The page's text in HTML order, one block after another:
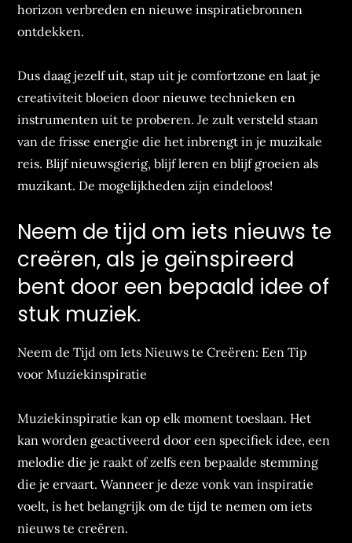
horizon verbreden en nieuwe inspiratiebronnen
ontdekken.
Dus daag jezelf uit, stap uit je comfortzone en laat je
creativiteit bloeien door nieuwe technieken en
instrumenten uit te proberen. Je zult versteld staan
van de frisse energie die het inbrengt in je muzikale
reis. Blijf nieuwsgierig, blijf leren en blijf groeien als
muzikant. De mogelijkheden zijn eindeloos!
Neem de tijd om iets nieuws te
creëren, als je geïnspireerd
bent door een bepaald idee of
stuk muziek.
Neem de Tijd om Iets Nieuws te Creëren: Een Tip
voor Muziekinspiratie
Muziekinspiratie kan op elk moment toeslaan. Het
kan worden geactiveerd door een specifiek idee, een
melodie die je raakt of zelfs een bepaalde stemming
die je ervaart. Wanneer je deze vonk van inspiratie
voelt, is het belangrijk om de tijd te nemen om iets
nieuws te creëren.